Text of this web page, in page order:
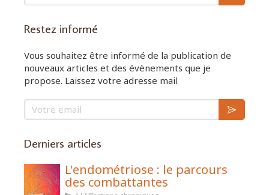
Restez informé
Vous souhaitez être informé de la publication de
nouveaux articles et des évènements que je
propose. Laissez votre adresse mail
Votre email
Derniers articles
L'endométriose : le parcours
des combattantes